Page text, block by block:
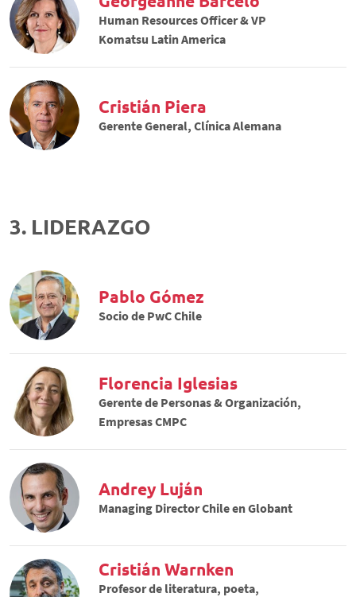
Human Resources Officer & VP
Komatsu Latin America
Cristián Piera
Gerente General, Clínica Alemana
3. LIDERAZGO
Pablo Gómez
Socio de PwC Chile
Florencia Iglesias
Gerente de Personas & Organización,
Empresas CMPC
Andrey Luján
Managing Director Chile en Globant
Cristián Warnken
Profesor de literatura, poeta,